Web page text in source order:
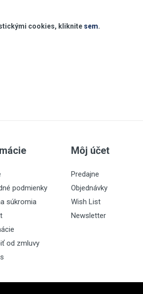
cookies, kliknite sem.
podmienky
súkromia
od zmluvy
Môj účet
Predajne
Objednávky
Wish List
Newsletter